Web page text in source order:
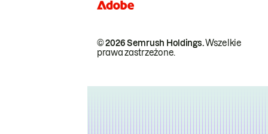
© 2026 Semrush Holdings.Wszelkie
prawa zastrzeżone.